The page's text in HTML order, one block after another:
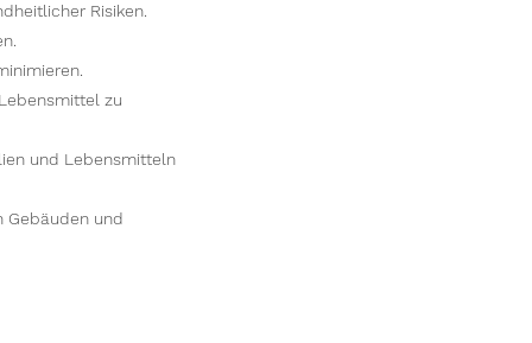
Risiken.
zu
und Lebensmitteln
Gebäuden und